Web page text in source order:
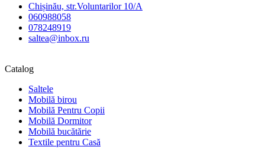
Chișinău, str.Voluntarilor 10/A
060988058
078248919
saltea@inbox.ru
Catalog
Saltele
Mobilă birou
Mobilă Pentru Copii
Mobilă Dormitor
Mobilă bucătărie
Textile pentru Casă